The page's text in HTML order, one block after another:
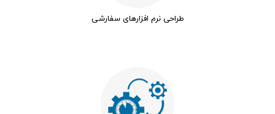
طراحی نرم افزارهای سفارشی